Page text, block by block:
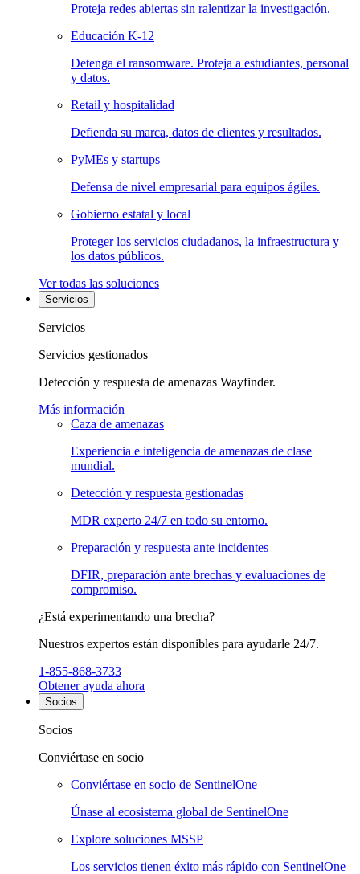
Proteja redes abiertas sin ralentizar la investigación.
Educación K-12
Detenga el ransomware. Proteja a estudiantes, personal
y datos.
Retail y hospitalidad
Defienda su marca, datos de clientes y resultados.
PyMEs y startups
Defensa de nivel empresarial para equipos ágiles.
Gobierno estatal y local
Proteger los servicios ciudadanos, la infraestructura y
los datos públicos.
Ver todas las soluciones
Servicios
Servicios
Servicios gestionados
Detección y respuesta de amenazas Wayfinder.
Más información
Caza de amenazas
Experiencia e inteligencia de amenazas de clase
mundial.
Detección y respuesta gestionadas
MDR experto 24/7 en todo su entorno.
Preparación y respuesta ante incidentes
DFIR, preparación ante brechas y evaluaciones de
compromiso.
¿Está experimentando una brecha?
Nuestros expertos están disponibles para ayudarle 24/7.
1-855-868-3733
Obtener ayuda ahora
Socios
Socios
Conviértase en socio
Conviértase en socio de SentinelOne
Únase al ecosistema global de SentinelOne
Explore soluciones MSSP
Los servicios tienen éxito más rápido con SentinelOne